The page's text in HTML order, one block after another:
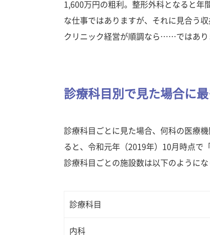
1,600万円の粗利。整形外科となると年
な仕事ではありますが、それに見合う
クリニック経営が順調なら……ではあり
診療科目別で見た場合に
診療科目ごとに見た場合、何科の医療
ると、令和元年（2019年）10月時点で
診療科目ごとの施設数は以下のようにな
診療科目
内科